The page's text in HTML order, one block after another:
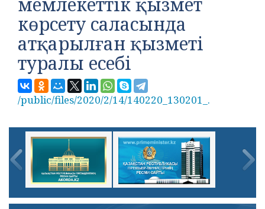
көрсету саласында
атқарылған қызметі
туралы есебі
/public/files/2020/2/14/140220_130201_.